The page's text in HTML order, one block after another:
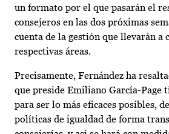
un formato por el que pasarán el
consejeros en las dos próximas
cuenta de la gestión que llevarán a
respectivas áreas.
Precisamente, Fernández ha
que preside Emiliano García-Page
para ser lo más eficaces posibles,
políticas de igualdad de forma